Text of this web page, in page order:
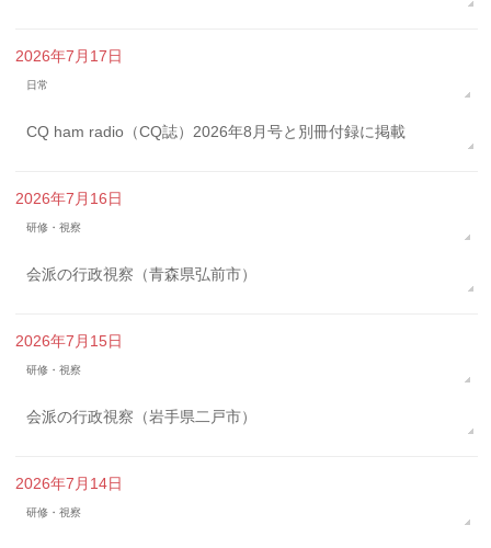
2026年7月17日
日常
CQ ham radio（CQ誌）2026年8月号と別冊付録に掲載
2026年7月16日
研修・視察
会派の行政視察（青森県弘前市）
2026年7月15日
研修・視察
会派の行政視察（岩手県二戸市）
2026年7月14日
研修・視察